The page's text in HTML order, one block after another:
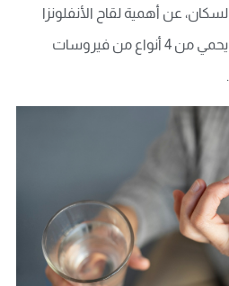
عن أهمية لقاح الأنفلونزا
بالنسبة لكبار السن، حيث إنه يحمي من 4 أنواع من فيروسات